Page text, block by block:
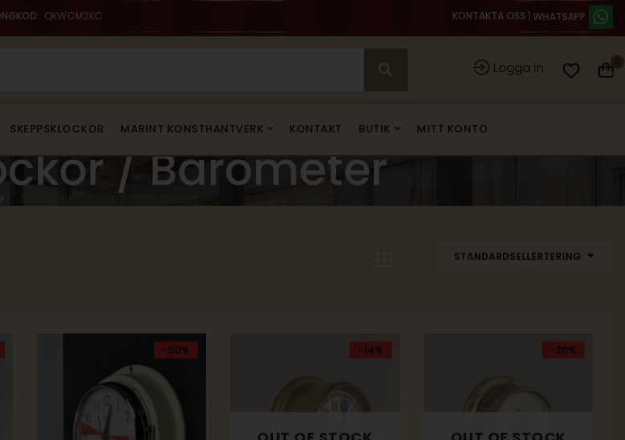
QKWCM2KC KONTAKTA OSS
Logga in
SKEPPSKLOCKOR MARINT KONSTHANTVERK KONTAKT BUTIK MITT KONTO
/ Barometer
SkeppsKlockor / Barometer
STANDARDSELLERTERING
-50% -14% -20%